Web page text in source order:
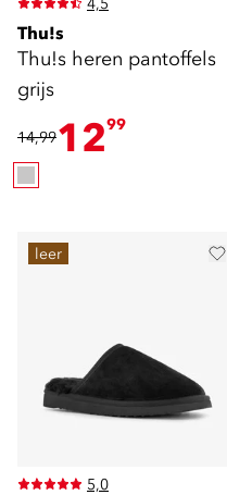
Thu!s
Thu!s heren pantoffels
grijs
14,991299
leer
5,0